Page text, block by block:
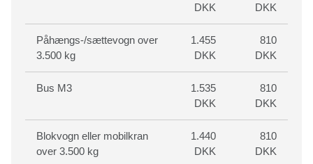
DKK
DKK
Påhængs-/sættevogn over
3.500 kg
1.455
DKK
810
DKK
Bus M3
1.535
DKK
810
DKK
Blokvogn eller mobilkran
over 3.500 kg
1.440
DKK
810
DKK